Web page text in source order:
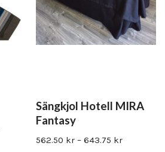
Sängkjol Hotell MIRA
Fantasy
562.50 kr – 643.75 kr